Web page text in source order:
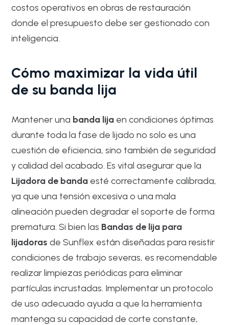
costos operativos en obras de restauración
donde el presupuesto debe ser gestionado con
inteligencia.
Cómo maximizar la vida útil
de su banda lija
Mantener una banda lija en condiciones óptimas
durante toda la fase de lijado no solo es una
cuestión de eficiencia, sino también de seguridad
y calidad del acabado. Es vital asegurar que la
Lijadora de banda esté correctamente calibrada,
ya que una tensión excesiva o una mala
alineación pueden degradar el soporte de forma
prematura. Si bien las Bandas de lija para
lijadoras de Sunflex están diseñadas para resistir
condiciones de trabajo severas, es recomendable
realizar limpiezas periódicas para eliminar
partículas incrustadas. Implementar un protocolo
de uso adecuado ayuda a que la herramienta
mantenga su capacidad de corte constante,